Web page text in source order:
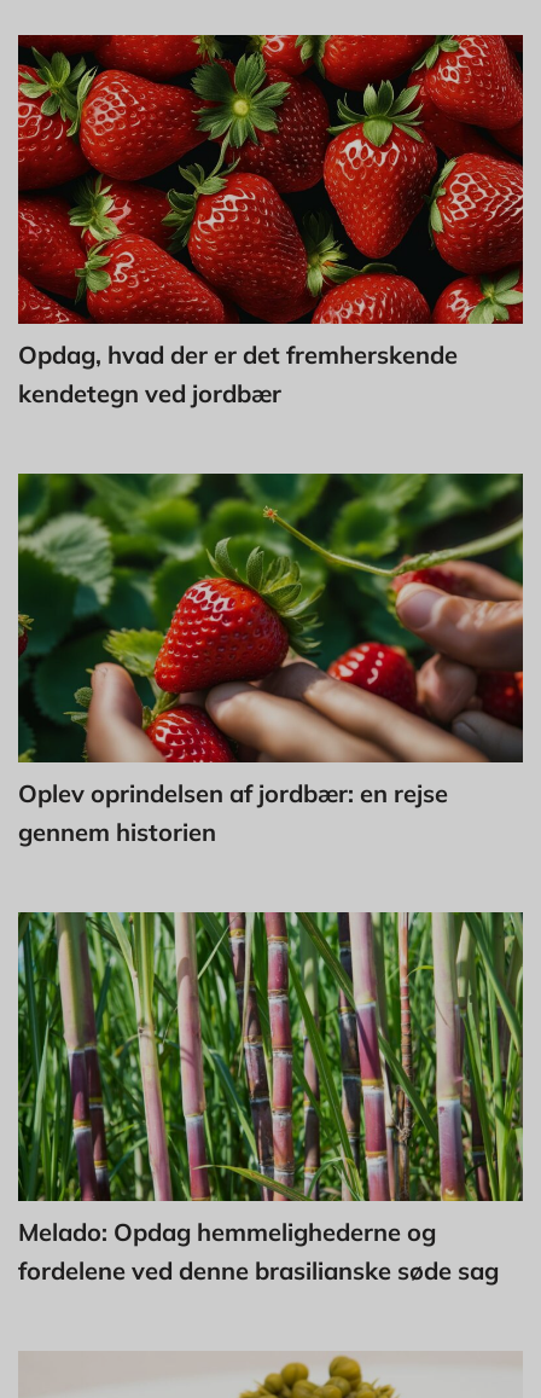
Opdag, hvad der er det fremherskende
kendetegn ved jordbær
Oplev oprindelsen af jordbær: en rejse
gennem historien
Melado: Opdag hemmelighederne og
fordelene ved denne brasilianske søde sag